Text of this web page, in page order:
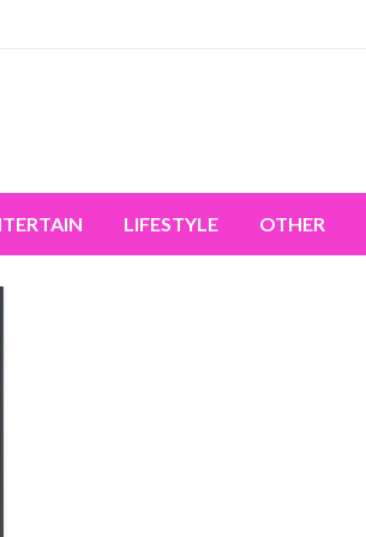
LIFESTYLE OTHER